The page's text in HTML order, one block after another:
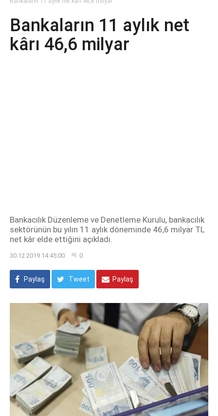
Bankaların 11 aylık net
kârı 46,6 milyar
Bankacılık Düzenleme ve Denetleme Kurulu, bankacılık
sektörünün bu yılın 11 aylık döneminde 46,6 milyar TL
net kâr elde ettiğini açıkladı.
30.12.2019 14:45:00 0
Paylaş Tweet Paylaş